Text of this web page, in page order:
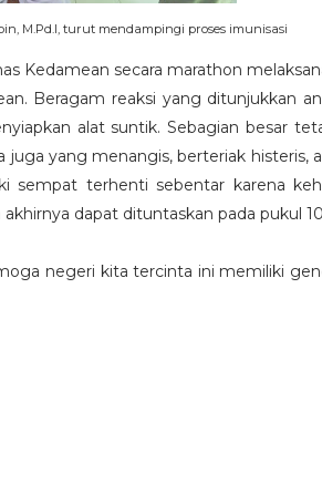
M.Pd.I, turut mendampingi proses imunisasi
Kedamean secara marathon
Beragam reaksi yang ditunjukkan
alat suntik. Sebagian besar
yang menangis, berteriak histeris,
sempat terhenti sebentar karena
dapat dituntaskan pada pukul
negeri kita tercinta ini memiliki